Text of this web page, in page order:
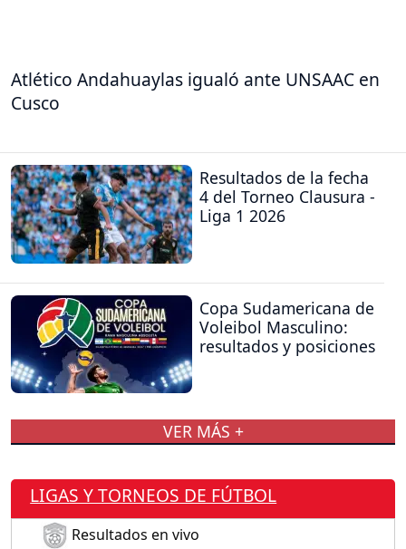
Atlético Andahuaylas igualó ante UNSAAC en
Cusco
Resultados de la fecha
4 del Torneo Clausura -
Liga 1 2026
Copa Sudamericana de
Voleibol Masculino:
resultados y posiciones
VER MÁS +
LIGAS Y TORNEOS DE FÚTBOL
Resultados en vivo